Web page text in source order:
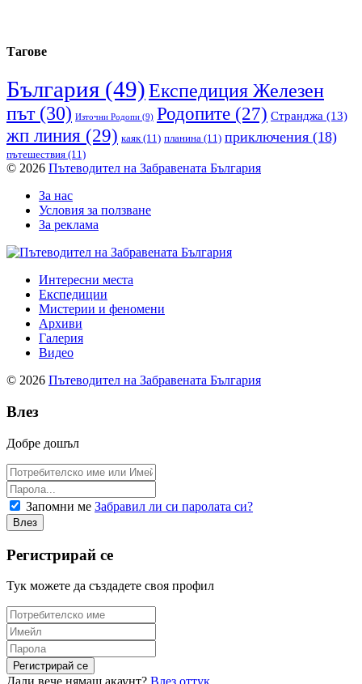
Тагове
България (49)Експедиция Железен
път(30) Източни Родопи (9) Родопите (27) Странджа (13)
жп линия (29) каяк(11) планина (11) приключения (18)
пътешествия (11)
© 2026 Пътеводител на Забравената България
За нас
Условия за ползване
За реклама
Интересни места
Експедиции
Мистерии и феномени
Архиви
Галерия
Видео
© 2026 Пътеводител на Забравената България
Влез
Добре дошъл
Запомни ме Забравил ли си паролата си?
Регистрирай се
Тук можете да създадете своя профил